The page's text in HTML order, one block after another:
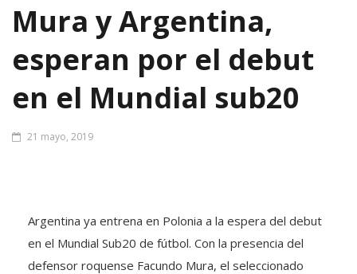
Mura y Argentina,
esperan por el debut
en el Mundial sub20
21 mayo, 2019
Argentina ya entrena en Polonia a la espera del debut
en el Mundial Sub20 de fútbol. Con la presencia del
defensor roquense Facundo Mura, el seleccionado